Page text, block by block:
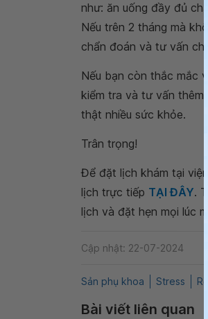
như: ăn uống đầy đủ
Nếu trên 2 tháng mà
chẩn đoán và tư vấn chi
Nếu bạn còn thắc mắc
kiểm tra và tư vấn thêm
thật nhiều sức khỏe.
Trân trọng!
Để đặt lịch khám tại
lịch trực tiếp TẠI ĐÂY.
lịch và đặt hẹn mọi lúc
Cập nhật: 22-07-2024
Sản phụ khoa Stress
Bài viết liên quan